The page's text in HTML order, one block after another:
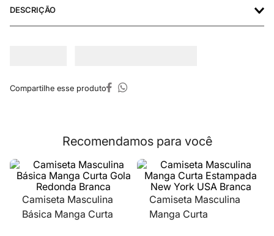
DESCRIÇÃO
Recomendamos para você